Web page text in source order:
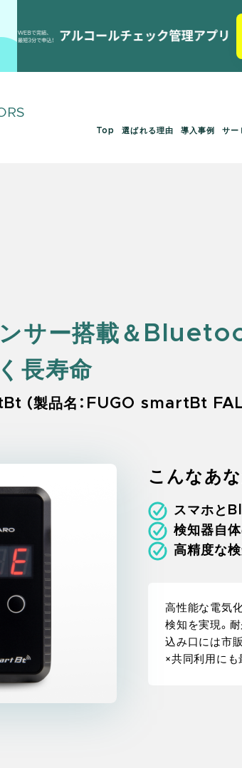
Top 選ばれる理由 導入事例 サー
サー搭載＆
長寿命
(製品名：FUGO smartBt
こんなあ
スマホと
検知器自
高精度な
高性能な電気
検知を実現。
込み口には市
×共同利用にも